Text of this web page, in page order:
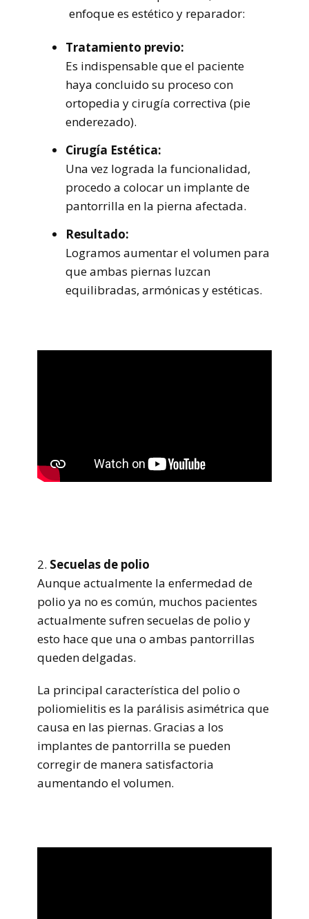
enfoque es estético y reparador:
Tratamiento previo:
Es indispensable que el paciente
haya concluido su proceso con
ortopedia y cirugía correctiva (pie
enderezado).
Cirugía Estética:
Una vez lograda la funcionalidad,
procedo a colocar un implante de
pantorrilla en la pierna afectada.
Resultado:
Logramos aumentar el volumen para
que ambas piernas luzcan
equilibradas, armónicas y estéticas.
2. Secuelas de polio
Aunque actualmente la enfermedad de
polio ya no es común, muchos pacientes
actualmente sufren secuelas de polio y
esto hace que una o ambas pantorrillas
queden delgadas.
La principal característica del polio o
poliomielitis es la parálisis asimétrica que
causa en las piernas. Gracias a los
implantes de pantorrilla se pueden
corregir de manera satisfactoria
aumentando el volumen.